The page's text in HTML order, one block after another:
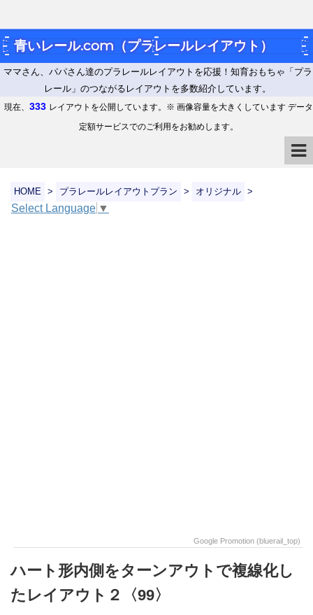
青いレール.com（プラレールレイアウト）
ママさん、パパさん達のプラレールレイアウトを応援！知育おもちゃ「プラ
レール」のつながるレイアウトを多数紹介しています。
現在、 333 レイアウトを公開しています。※ 画像容量を大きくしています データ
定額サービスでのご利用をお勧めします。
HOME > プラレールレイアウトプラン > オリジナル >
Select Language ▼
Google Promotion (bluerail_top)
ハート形内側をターンアウトで複線化し
たレイアウト２〈99〉